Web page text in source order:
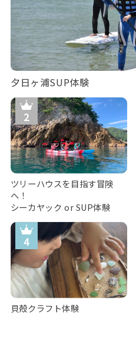
夕日ヶ浦SUP体験
ツリーハウスを目指す冒険
へ！
シーカヤック or SUP体験
貝殻クラフト体験